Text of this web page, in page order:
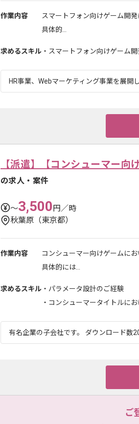
作業内容
スマートフォン向けゲーム開
具体的...
求めるスキル ・スマートフォン向けゲーム
HR事業、Webマーケティング事業を展開
【派遣】【コンシューマー
の求人・案件
〜3,500円／時
秋葉原（東京都）
作業内容
コンシューマー向けゲームに
具体的には...
求めるスキル ・パラメータ設計のご経験
・コンシューマータイトルに
有名企業の子会社です。 ダウンロード数
ご